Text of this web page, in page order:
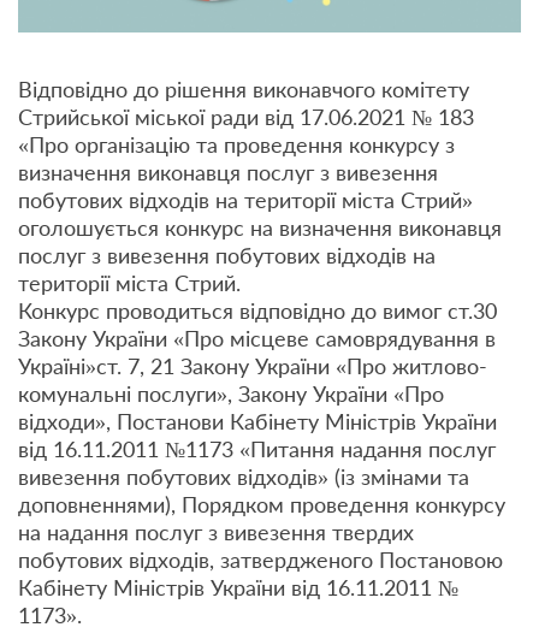
Відповідно до рішення виконавчого комітету
Стрийської міської ради від 17.06.2021 № 183
«Про організацію та проведення конкурсу з
визначення виконавця послуг з вивезення
побутових відходів на території міста Стрий»
оголошується конкурс на визначення виконавця
послуг з вивезення побутових відходів на
території міста Стрий.
Конкурс проводиться відповідно до вимог ст.30
Закону України «Про місцеве самоврядування в
Україні»ст. 7, 21 Закону України «Про житлово-
комунальні послуги», Закону України «Про
відходи», Постанови Кабінету Міністрів України
від 16.11.2011 №1173 «Питання надання послуг
вивезення побутових відходів» (із змінами та
доповненнями), Порядком проведення конкурсу
на надання послуг з вивезення твердих
побутових відходів, затвердженого Постановою
Кабінету Міністрів України від 16.11.2011 №
1173».